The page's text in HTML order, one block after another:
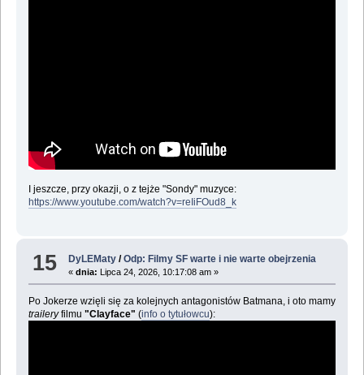
I jeszcze, przy okazji, o z tejże "Sondy" muzyce:
https://www.youtube.com/watch?v=reIiFOud8_k
15 DyLEMaty /Odp: Filmy SF warte i nie warte obejrzenia
«dnia: Lipca 24, 2026, 10:17:08 am »
Po Jokerze wzięli się za kolejnych antagonistów Batmana, i oto mamy
traileryfilmu "Clayface" (info o tytułowcu):